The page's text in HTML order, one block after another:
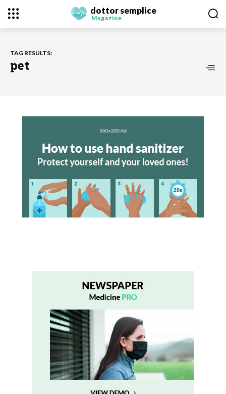
dottor semplice
Magazine
TAG RESULTS:
pet